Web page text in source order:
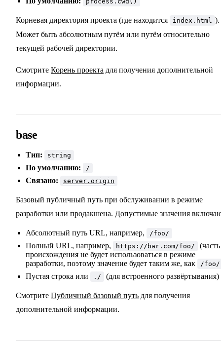
Корневая директория проекта (где находится index.html ).
Может быть абсолютным путём или путём относительно
текущей рабочей директории.
Смотрите Корень проекта для получения дополнительной
информации.
base
Тип: string
По умолчанию: /
Связано: server.origin
Базовый публичный путь при обслуживании в режиме
разработки или продакшена. Допустимые значения
Абсолютный путь URL, например, /foo/
Полный URL, например, https://bar.com/foo/
(часть
происхождения не будет использоваться в режиме
разработки, поэтому значение будет таким же, как
/foo/
Пустая строка или ./ (для встроенного развёртывания)
Смотрите Публичный базовый путь для получения
дополнительной информации.